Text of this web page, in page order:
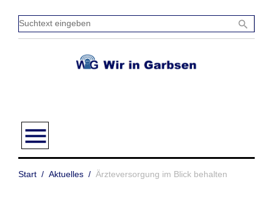
Inhalt
springen
search
menu
Start / Aktuelles / Ärzteversorgung im Blick behalten